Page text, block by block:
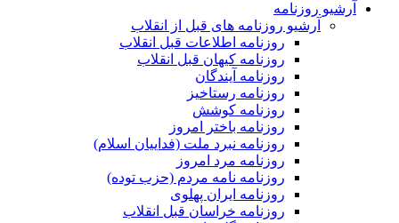
آرشیو روزنامه
آرشیو روزنامه های قبل از انقلاب
روزنامه اطلاعات قبل انقلاب
روزنامه کیهان قبل انقلاب
روزنامه آیندگان
روزنامه رستاخیز
روزنامه کوشش
روزنامه باختر امروز
روزنامه نبرد ملت (فداییان اسلام)
روزنامه مرد امروز
روزنامه نامه مردم (حزب توده)
روزنامه ایران پهلوی
روزنامه خراسان قبل انقلاب